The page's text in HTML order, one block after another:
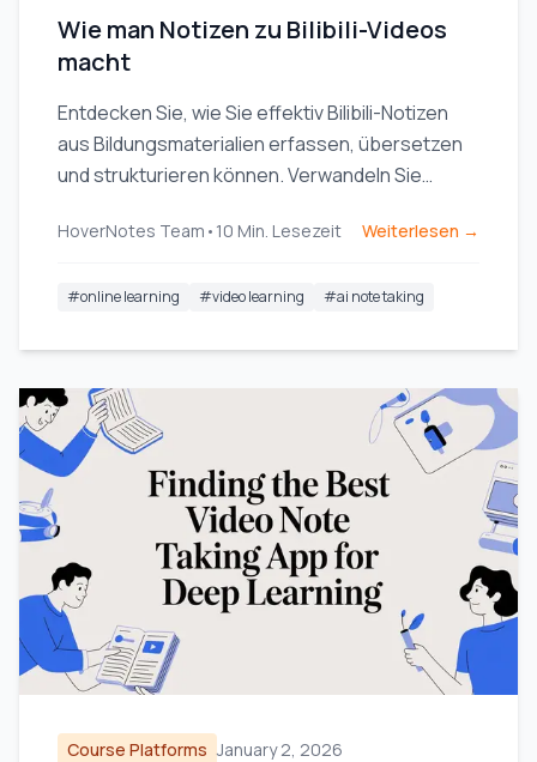
Wie man Notizen zu Bilibili-Videos
macht
Entdecken Sie, wie Sie effektiv Bilibili-Notizen
aus Bildungsmaterialien erfassen, übersetzen
und strukturieren können. Verwandeln Sie
HoverNotes Team • 10 Min. Lesezeit Weiterlesen →
#online learning #video learning #ai note taking
Course Platforms January 2, 2026